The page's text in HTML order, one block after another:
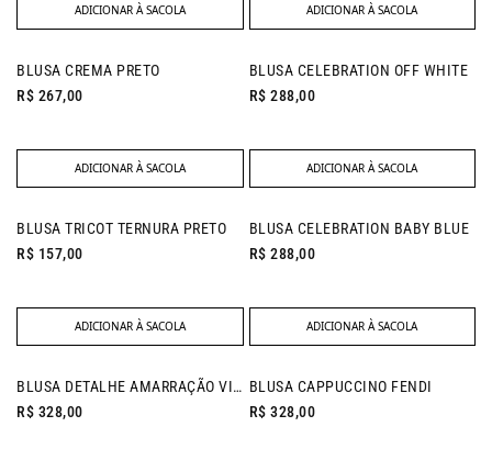
ADICIONAR À SACOLA ADICIONAR À SACOLA
BLUSA CREMA PRETO
R$ 267,00
ADICIONAR À SACOLA
NEW IN
BLUSA CELEBRATION OFF WHITE
R$ 288,00
ADICIONAR À SACOLA
NEW IN
BLUSA TRICOT TERNURA PRETO
R$ 157,00
ADICIONAR À SACOLA
NEW IN
BLUSA CELEBRATION BABY BLUE
R$ 288,00
ADICIONAR À SACOLA
NEW IN
BLUSA DETALHE AMARRAÇÃO VITAL PRETO
R$ 328,00
BLUSA CAPPUCCINO FENDI
R$ 328,00